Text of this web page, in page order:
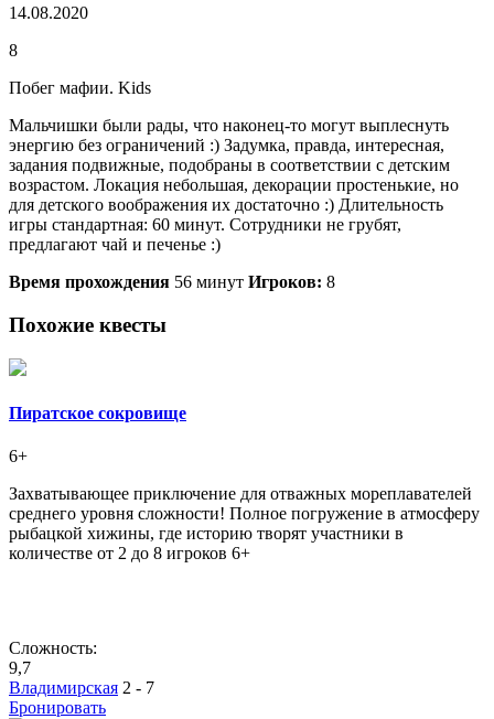
14.08.2020
8
Побег мафии. Kids
Мальчишки были рады, что наконец-то могут выплеснуть
энергию без ограничений :) Задумка, правда, интересная,
задания подвижные, подобраны в соответствии с детским
возрастом. Локация небольшая, декорации простенькие, но
для детского воображения их достаточно :) Длительность
игры стандартная: 60 минут. Сотрудники не грубят,
предлагают чай и печенье :)
Время прохождения 56 минут Игроков: 8
Похожие квесты
Пиратское сокровище
6+
Захватывающее приключение для отважных мореплавателей
среднего уровня сложности! Полное погружение в атмосферу
рыбацкой хижины, где историю творят участники в
количестве от 2 до 8 игроков 6+
Сложность:
9,7
Владимирская 2 - 7
Бронировать